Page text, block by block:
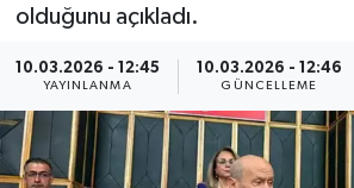
olduğunu açıkladı.
10.03.2026 - 12:45
YAYINLANMA
10.03.2026 - 12:46
GÜNCELLEME
Kültür Sanat
Magazin
Medya